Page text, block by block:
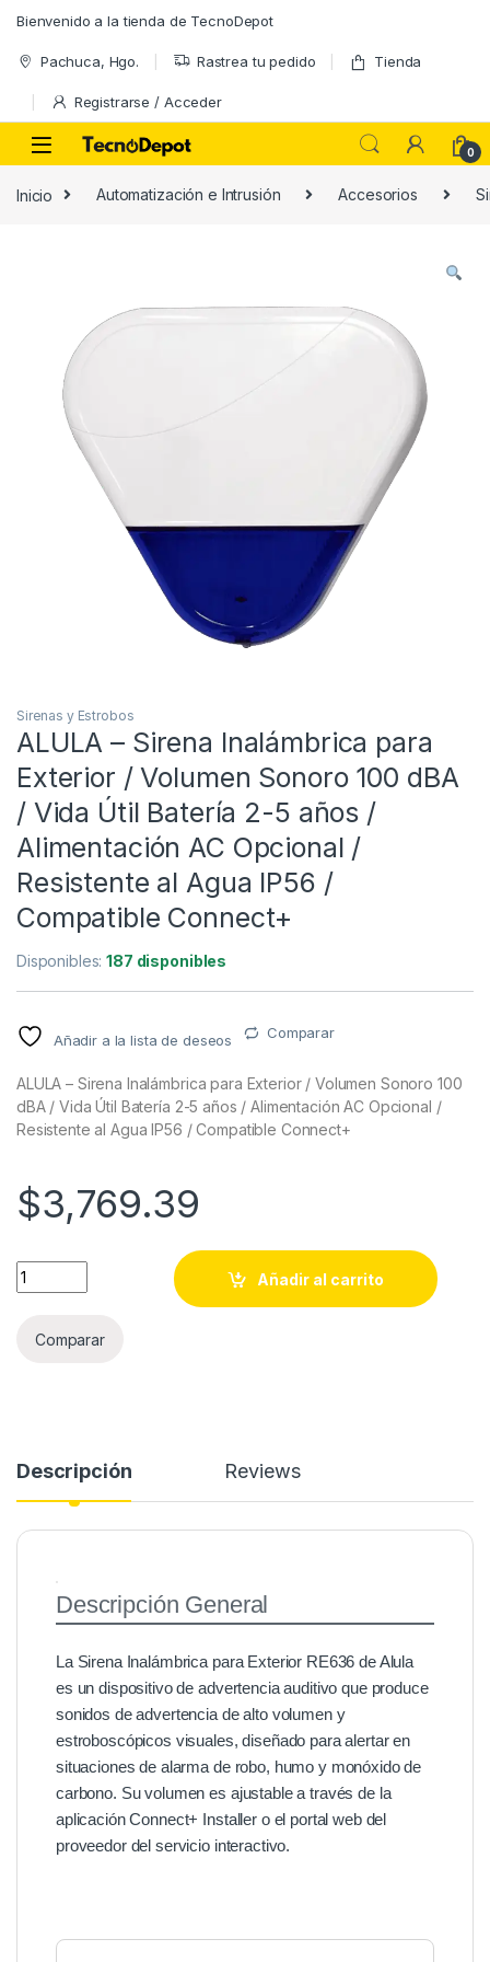
Bienvenido a la tienda de TecnoDepot
Pachuca, Hgo. Rastrea tu pedido Tienda
Registrarse / Acceder
0
Inicio Automatización e Intrusión Accesorios
Sirenas y Estrobos
ALULA – Sirena Inalámbrica para
Exterior / Volumen Sonoro 100 dBA
/ Vida Útil Batería 2-5 años /
Alimentación AC Opcional /
Resistente al Agua IP56 /
Compatible Connect+
Disponibles:187 disponibles
Añadir a la lista de deseos Comparar
ALULA – Sirena Inalámbrica para Exterior / Volumen Sonoro 100
dBA / Vida Útil Batería 2-5 años / Alimentación AC Opcional /
Resistente al Agua IP56 / Compatible Connect+
$3,769.39
ALULA - Sirena Inalámbrica para Exterior / Volumen Sonoro
Añadir al carrito
Comparar
Descripción Reviews
Descripción General
La Sirena Inalámbrica para Exterior RE636 de Alula
es un dispositivo de advertencia auditivo que produce
sonidos de advertencia de alto volumen y
estroboscópicos visuales, diseñado para alertar en
situaciones de alarma de robo, humo y monóxido de
carbono. Su volumen es ajustable a través de la
aplicación Connect+ Installer o el portal web del
proveedor del servicio interactivo.